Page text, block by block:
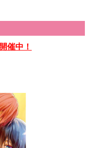
催中！